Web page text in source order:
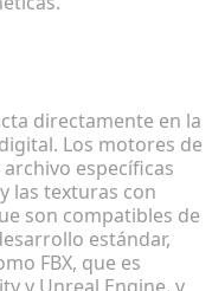
directamente en la
Los motores de
específicas
las texturas con
son compatibles de
estándar,
FBX, que es